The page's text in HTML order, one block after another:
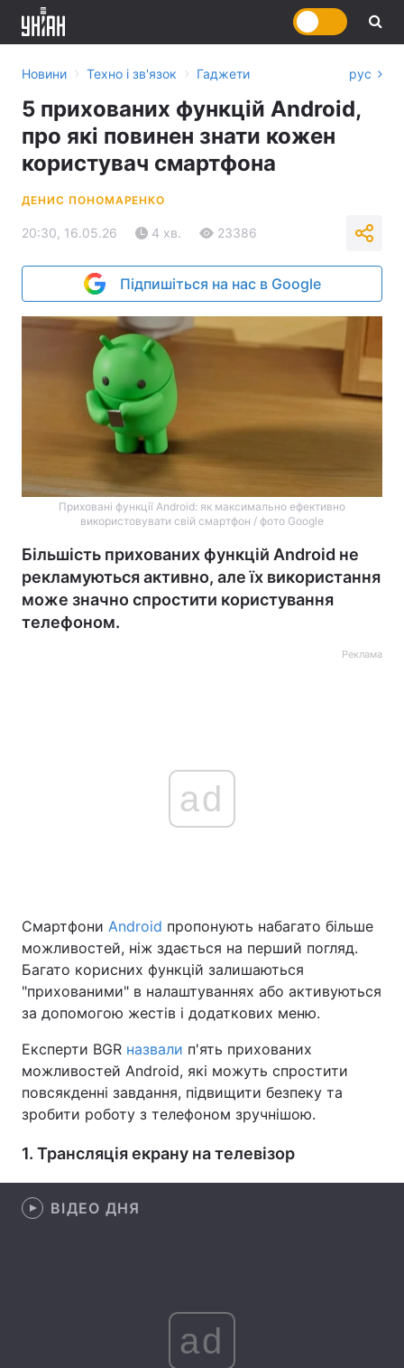
Україна Політика
Економіка Світ
Техно і зв'язок Лайт
Інциденти
Здоров'я Туризм
Цікавинки Погода
Екологія
Думки
Новини › Техно і зв'язок › Гаджети рус
5 прихованих функцій Android,
про які повинен знати кожен
користувач смартфона
ДЕНИС ПОНОМАРЕНКО
20:30, 16.05.26 4 хв. 23386
Підпишіться на нас в Google
Приховані функції Android: як максимально ефективно
використовувати свій смартфон / фото Google
Більшість прихованих функцій Android не
рекламуються активно, але їх використання
може значно спростити користування
телефоном.
Реклама
ad
Смартфони Android пропонують набагато більше
можливостей, ніж здається на перший погляд.
Багато корисних функцій залишаються
"прихованими" в налаштуваннях або активуються
за допомогою жестів і додаткових меню.
Експерти BGR назвали п'ять прихованих
можливостей Android, які можуть спростити
повсякденні завдання, підвищити безпеку та
зробити роботу з телефоном зручнішою.
1. Трансляція екрану на телевізор
ВІДЕО ДНЯ
ad